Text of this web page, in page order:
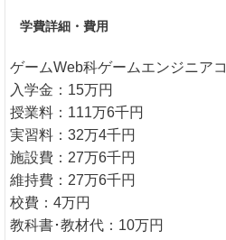
学費詳細・費用
ゲームWeb科ゲームエンジニア
入学金：15万円
授業料：111万6千円
実習料：32万4千円
施設費：27万6千円
維持費：27万6千円
校費：4万円
教科書･教材代：10万円